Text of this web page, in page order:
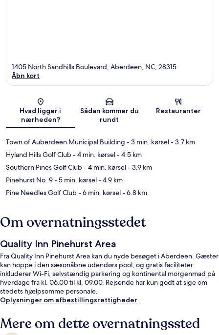
Kort
1405 North Sandhills Boulevard, Aberdeen, NC, 28315
Åbn kort
Hvad ligger i
nærheden?
Sådan kommer du
rundt
Restauranter
Town of Auberdeen Municipal Building - 3 min. kørsel- 3.7 km
Hyland Hills Golf Club- 4 min. kørsel- 4.5 km
Southern Pines Golf Club- 4 min. kørsel- 3.9 km
Pinehurst No. 9- 5 min. kørsel- 4.9 km
Pine Needles Golf Club- 6 min. kørsel- 6.8 km
Om overnatningsstedet
Quality Inn Pinehurst Area
Fra Quality Inn Pinehurst Area kan du nyde besøget i Aberdeen. Gæster
kan hoppe i den sæsonåbne udendørs pool, og gratis faciliteter
inkluderer Wi-Fi, selvstændig parkering og kontinental morgenmad på
hverdage fra kl. 06.00 til kl. 09.00. Rejsende har kun godt at sige om
stedets hjælpsomme personale.
Oplysninger om afbestillingsrettigheder
Mere om dette overnatningssted